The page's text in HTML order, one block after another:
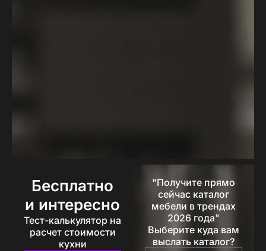
Бесплатно
и интересно
Тест-калькулятор на
расчет стоимости
кухни
"Получите прямо
сейчас каталог
мебели в трендах
2026 года"
Выберите куда вам
выслать каталог?